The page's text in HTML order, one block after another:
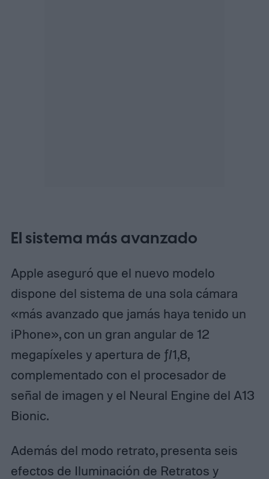
El sistema más avanzado
Apple aseguró que el nuevo modelo
dispone del sistema de una sola cámara
«más avanzado que jamás haya tenido un
iPhone», con un gran angular de 12
megapíxeles y apertura de ƒ/1,8,
complementado con el procesador de
señal de imagen y el Neural Engine del A13
Bionic.
Además del modo retrato, presenta seis
efectos de Iluminación de Retratos y